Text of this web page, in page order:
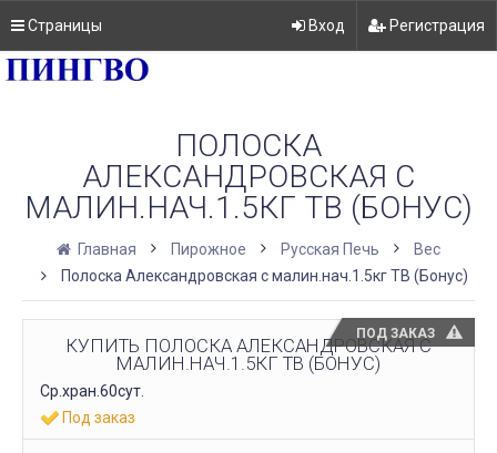
Страницы Вход Регистрация
ПОЛОСКА
АЛЕКСАНДРОВСКАЯ С
МАЛИН.НАЧ.1.5КГ ТВ (БОНУС)
Главная Пирожное Русская Печь
Вес
Полоска Александровская с малин.нач.1.5кг ТВ (Бонус)
ПОД ЗАКАЗ
КУПИТЬ ПОЛОСКА АЛЕКСАНДРОВСКАЯ С
МАЛИН.НАЧ.1.5КГ ТВ (БОНУС)
Ср.хран.60сут.
Под заказ